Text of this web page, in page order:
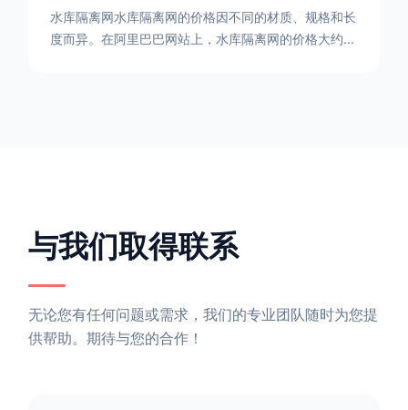
水库隔离网水库隔离网的价格因不同的材质、规格和长
度而异。在阿里巴巴网站上，水库隔离网的价格大约在
与我们取得联系
无论您有任何问题或需求，我们的专业团队随时为您提
供帮助。期待与您的合作！